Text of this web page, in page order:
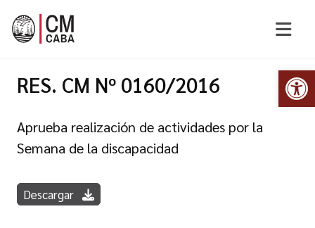
RES. CM Nº 0160/2016
Aprueba realización de actividades por la
Semana de la discapacidad
Descargar